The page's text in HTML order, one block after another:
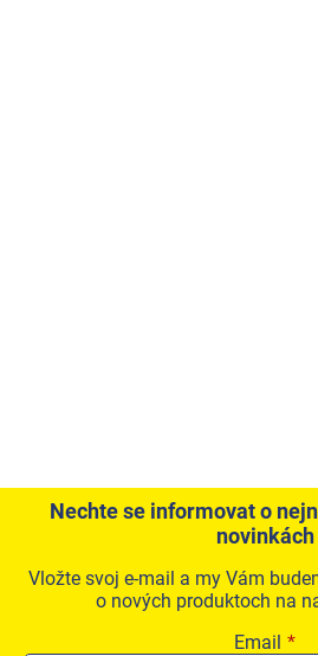
Nechte se informovat o
novinkách
Vložte svoj e-mail a my Vám
o nových produktoch na
Email